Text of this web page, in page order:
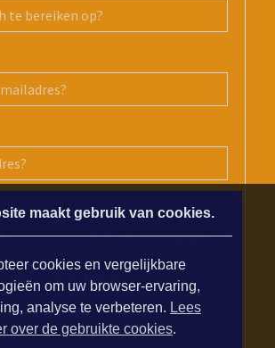
Plaats:
en/of opmerkingen:
maakt gebruik van cookies.
cookies en vergelijkbare
om uw browser-ervaring,
analyse te verbeteren. Lees
over de gebruikte cookies.